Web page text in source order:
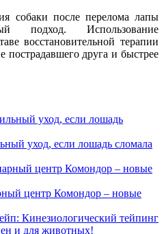
собаки после перелома лапы
подход. Использование
восстановительной терапии
пострадавшего друга и быстрее
уход, если лошадь сломала
центр Комондор – новые